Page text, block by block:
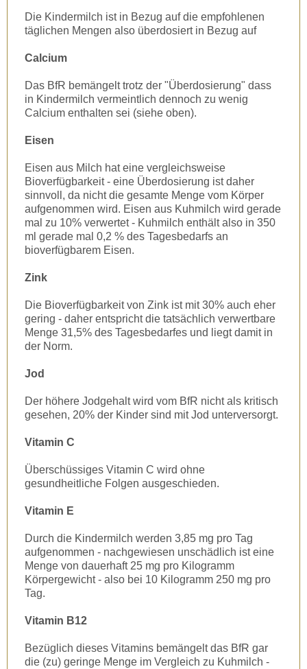
Die Kindermilch ist in Bezug auf die empfohlenen
täglichen Mengen also überdosiert in Bezug auf
Calcium
Das BfR bemängelt trotz der "Überdosierung" dass
in Kindermilch vermeintlich dennoch zu wenig
Calcium enthalten sei (siehe oben).
Eisen
Eisen aus Milch hat eine vergleichsweise
Bioverfügbarkeit - eine Überdosierung ist daher
sinnvoll, da nicht die gesamte Menge vom Körper
aufgenommen wird. Eisen aus Kuhmilch wird gerade
mal zu 10% verwertet - Kuhmilch enthält also in 350
ml gerade mal 0,2 % des Tagesbedarfs an
bioverfügbarem Eisen.
Zink
Die Bioverfügbarkeit von Zink ist mit 30% auch eher
gering - daher entspricht die tatsächlich verwertbare
Menge 31,5% des Tagesbedarfes und liegt damit in
der Norm.
Jod
Der höhere Jodgehalt wird vom BfR nicht als kritisch
gesehen, 20% der Kinder sind mit Jod unterversorgt.
Vitamin C
Überschüssiges Vitamin C wird ohne
gesundheitliche Folgen ausgeschieden.
Vitamin E
Durch die Kindermilch werden 3,85 mg pro Tag
aufgenommen - nachgewiesen unschädlich ist eine
Menge von dauerhaft 25 mg pro Kilogramm
Körpergewicht - also bei 10 Kilogramm 250 mg pro
Tag.
Vitamin B12
Bezüglich dieses Vitamins bemängelt das BfR gar
die (zu) geringe Menge im Vergleich zu Kuhmilch -